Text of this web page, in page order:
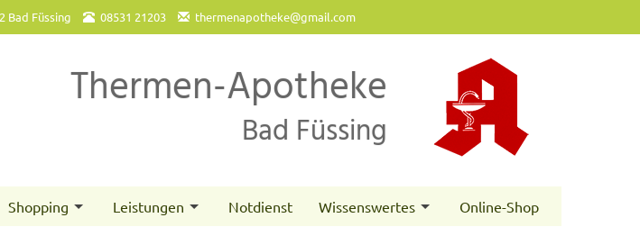
Bad Füssing 08531 21203 thermenapotheke@gmail.com
Thermen-Apotheke
Bad Füssing
Shopping Leistungen Notdienst Wissenswertes Online-Shop